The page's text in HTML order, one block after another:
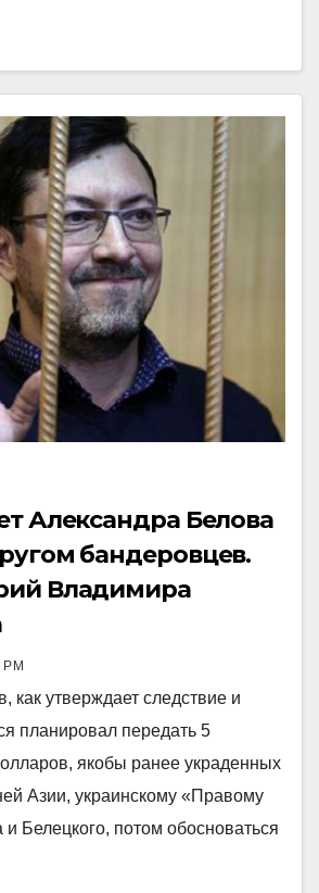
Александра Белова
бандеровцев.
Владимира
РМ
как утверждает следствие и
планировал передать 5
якобы ранее украденных
Азии, украинскому «Правому
Белецкого, потом обосноваться